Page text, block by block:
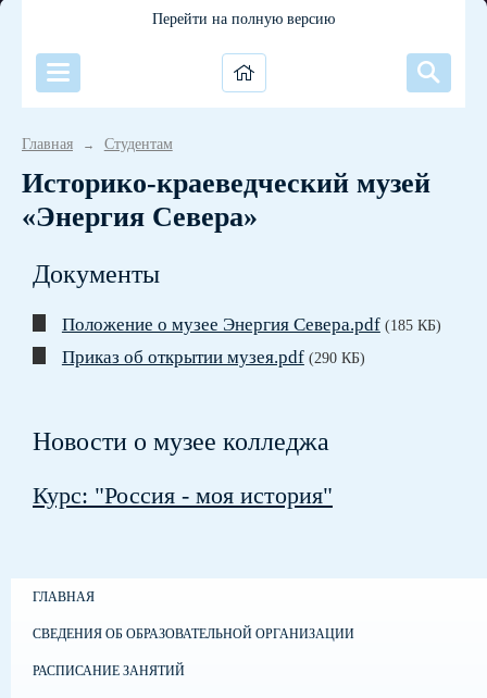
Перейти на полную версию
Главная → Студентам
Историко-краеведческий музей
«Энергия Севера»
Документы
Положение о музее Энергия Севера.pdf (185 КБ)
Приказ об открытии музея.pdf (290 КБ)
Новости о музее колледжа
Курс: "Россия - моя история"
ГЛАВНАЯ
СВЕДЕНИЯ ОБ ОБРАЗОВАТЕЛЬНОЙ ОРГАНИЗАЦИИ
РАСПИСАНИЕ ЗАНЯТИЙ